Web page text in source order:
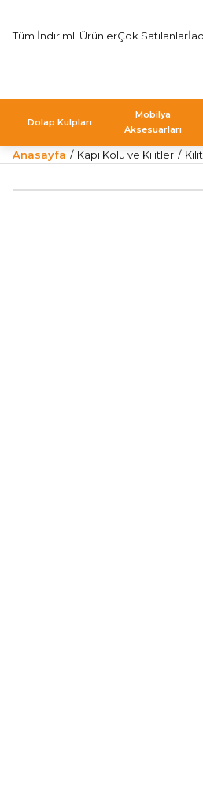
Tüm İndirimli ÜrünlerÇok Satılanlar
Dolap Kulpları
Mobilya
Aksesuarları
Anasayfa Kapı Kolu ve Kilitler